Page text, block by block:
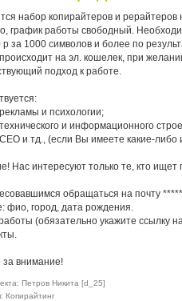
набор копирайтеров и
график работы свободный.
р за 1000 символов и более по
на эл. кошелек, при
подход к работе.
и психологии;
и информационного
и тд., (если Вы имеете какие-либо
Нас интересуют только те, кто ищет
обращаться на почту
фио, город, дата рождения.
(обязательно укажите ссылку
внимание!
Петров Никита [d_25]
Копирайтинг